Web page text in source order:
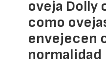
oveja Dolly
como
envejecen
normalidad